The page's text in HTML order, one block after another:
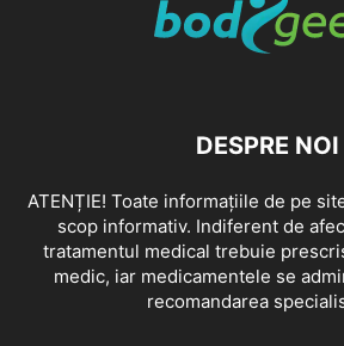
DESPRE NOI
ATENȚIE! Toate informațiile de pe
scop informativ. Indiferent de
tratamentul medical trebuie
medic, iar medicamentele se
recomandarea